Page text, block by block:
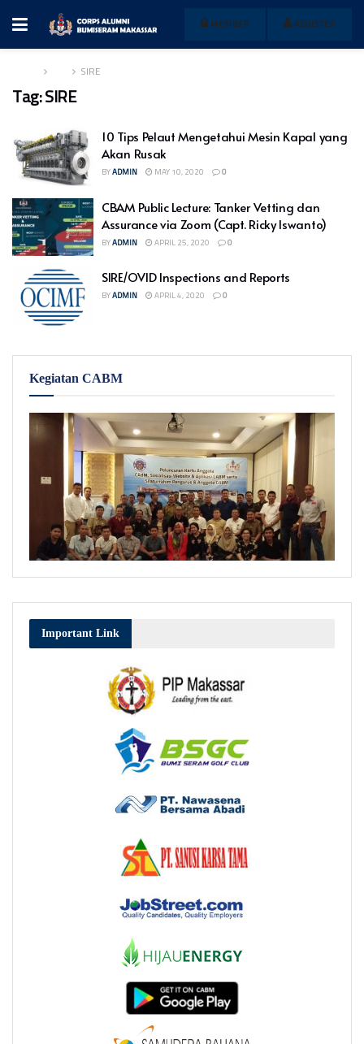
MEMBER REGISTER
SIRE
Tag:SIRE
10 Tips Pelaut Mengetahui Mesin Kapal yang
Akan Rusak
BYADMIN MAY 10, 2020 0
CBAM Public Lecture: Tanker Vetting dan
Assurance via Zoom (Capt. Ricky Iswanto)
BYADMIN APRIL 25, 2020 0
SIRE/OVID Inspections and Reports
BYADMIN APRIL 4, 2020 0
Kegiatan CABM
Important Link